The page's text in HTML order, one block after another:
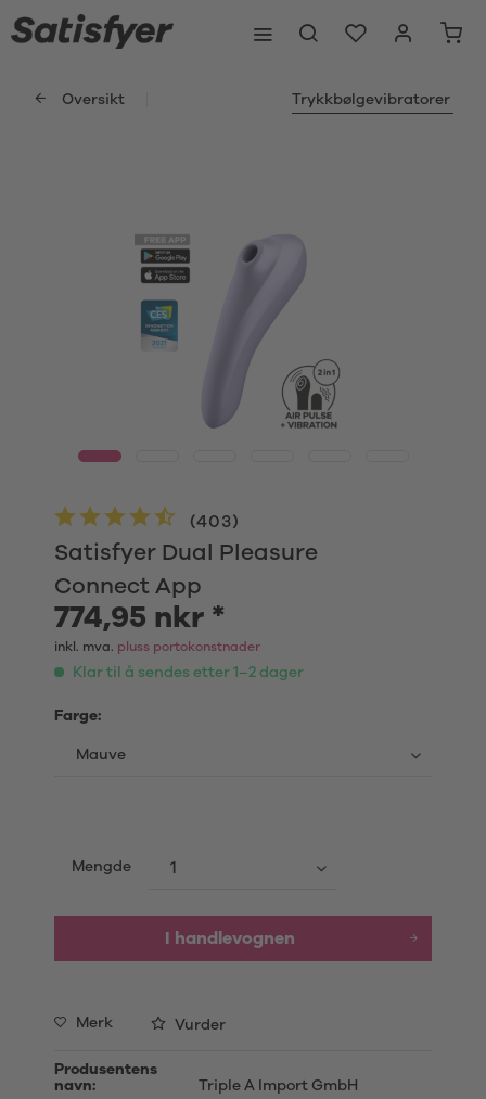
Oversikt Trykkbølgevibratorer
Satisfyer Dual Pleasure
Connect App
(403)
774,95 nkr *
inkl. mva. pluss portokonstnader
Klar til å sendes etter 1–2 dager
Farge:
Mengde
I handlevognen
Merk Vurder
Produsentens
navn:
Triple A Import GmbH